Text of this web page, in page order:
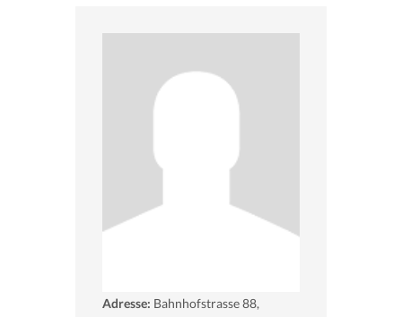
Adresse: Bahnhofstrasse 88,